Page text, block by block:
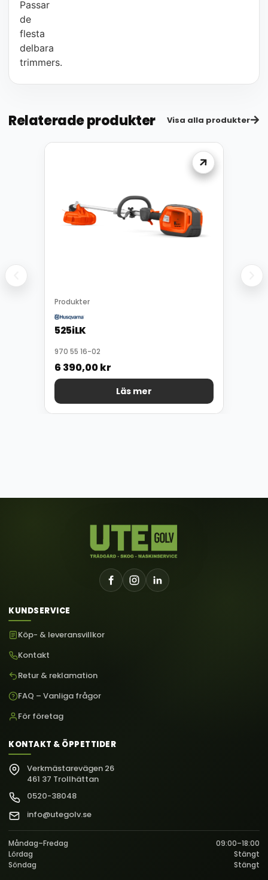
Passar
de
flesta
delbara
trimmers.
Relaterade produkter Visa alla produkter
Produkter
525iLK
970 55 16-02
6 390,00kr
Läs mer
KUNDSERVICE
Köp- & leveransvillkor
Kontakt
Retur & reklamation
FAQ – Vanliga frågor
För företag
KONTAKT & ÖPPETTIDER
Verkmästarevägen 26
461 37 Trollhättan
0520-38048
info@utegolv.se
Måndag–Fredag
09:00–18:00
Lördag
Stängt
Söndag
Stängt